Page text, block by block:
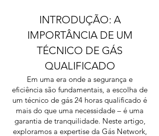
INTRODUÇÃO: A
IMPORTÂNCIA DE UM
TÉCNICO DE GÁS
QUALIFICADO
Em uma era onde a segurança e
eficiência são fundamentais, a escolha de
um técnico de gás 24 horas qualificado é
mais do que uma necessidade – é uma
garantia de tranquilidade. Neste artigo,
exploramos a expertise da Gás Network,